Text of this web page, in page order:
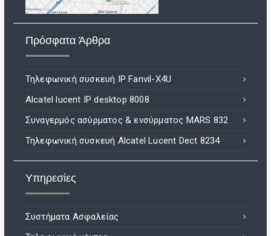
Πρόσφατα Άρθρα
Τηλεφωνική συσκευή IP Fanvil-X4U
Alcatel lucent IP desktop 8008
Συναγερμός ασύρματος & ενσύρματος MARS 832
Τηλεφωνική συσκευή Alcatel Lucent Dect 8234
Υπηρεσίες
Συστήματα Ασφαλείας